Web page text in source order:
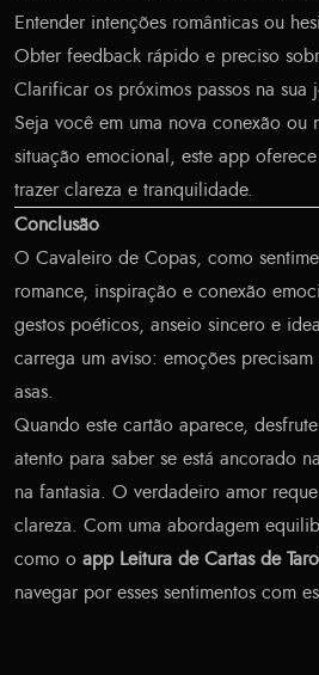
Entender intenções românticas ou
Obter feedback rápido e preciso
Clarificar os próximos passos na sua
Seja você em uma nova conexão ou
situação emocional, este app
trazer clareza e tranquilidade.
Conclusão
O Cavaleiro de Copas, como
romance, inspiração e conexão
gestos poéticos, anseio sincero e
carrega um aviso: emoções
asas.
Quando este cartão aparece,
atento para saber se está ancorado
na fantasia. O verdadeiro amor
clareza. Com uma abordagem
como o app Leitura de Cartas de
navegar por esses sentimentos com